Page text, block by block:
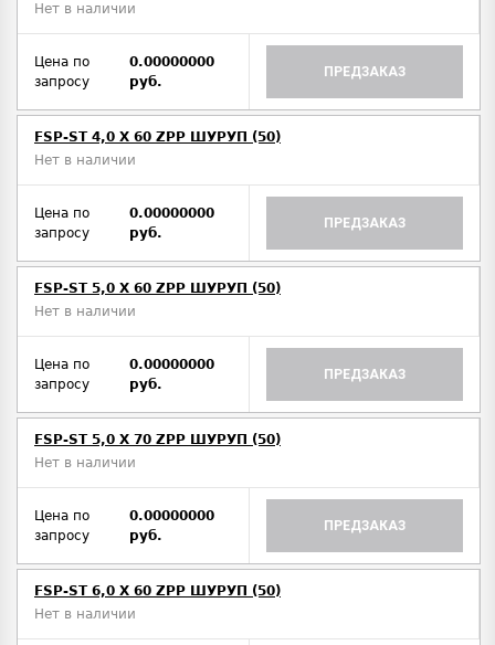
Нет в наличии
Цена по
запросу
0.00000000
руб.
ПРЕДЗАКАЗ
FSP-ST 4,0 X 60 ZPP ШУРУП (50)
Нет в наличии
Цена по
запросу
0.00000000
руб.
ПРЕДЗАКАЗ
FSP-ST 5,0 X 60 ZPP ШУРУП (50)
Нет в наличии
Цена по
запросу
0.00000000
руб.
ПРЕДЗАКАЗ
FSP-ST 5,0 X 70 ZPP ШУРУП (50)
Нет в наличии
Цена по
запросу
0.00000000
руб.
ПРЕДЗАКАЗ
FSP-ST 6,0 X 60 ZPP ШУРУП (50)
Нет в наличии